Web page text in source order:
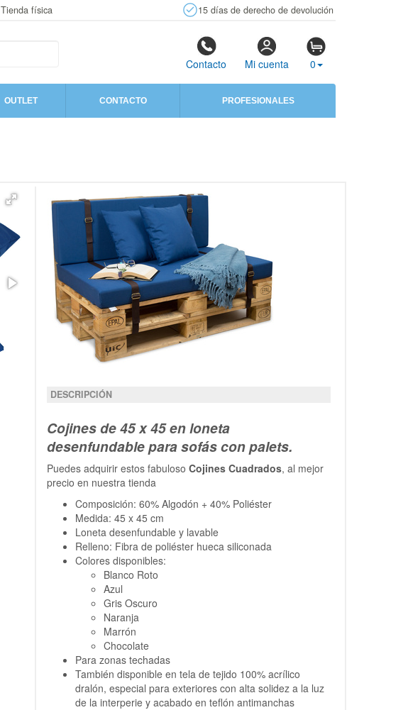
Tienda física 15 días de derecho de devolución
Contacto Mi cuenta 0
OUTLET CONTACTO PROFESIONALES
DESCRIPCIÓN
Cojines de 45 x 45 en loneta
desenfundable para sofás con palets.
Puedes adquirir estos fabulosoCojines Cuadrados, al mejor
precio en nuestra tienda
Composición: 60% Algodón + 40% Poliéster
Medida: 45 x 45 cm
Loneta desenfundable y lavable
Relleno: Fibra de poliéster hueca siliconada
Colores disponibles:
Blanco Roto
Azul
Gris Oscuro
Naranja
Marrón
Chocolate
Para zonas techadas
También disponible en tela de tejido 100% acrílico
dralón, especial para exteriores con alta solidez a la luz
de la interperie y acabado en teflón antimanchas